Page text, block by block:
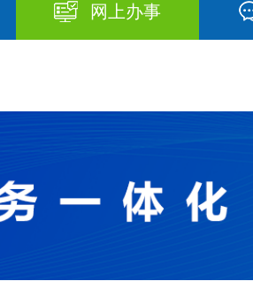
网上办事